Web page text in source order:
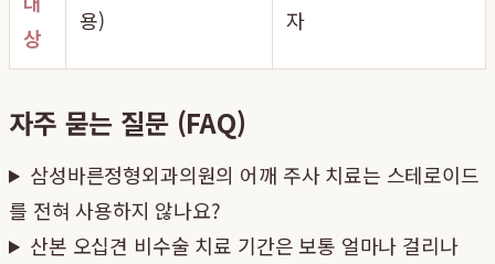
상
용)
자
자주 묻는 질문 (FAQ)
삼성바른정형외과의원의 어깨 주사 치료는 스테로이드
를 전혀 사용하지 않나요?
산본 오십견 비수술 치료 기간은 보통 얼마나 걸리나